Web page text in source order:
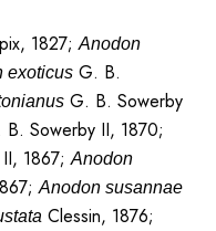
1827;Anodon
exoticusG. B.
G. B. Sowerby
Sowerby II, 1870;
1867;Anodon
Anodon susannae
Clessin, 1876;